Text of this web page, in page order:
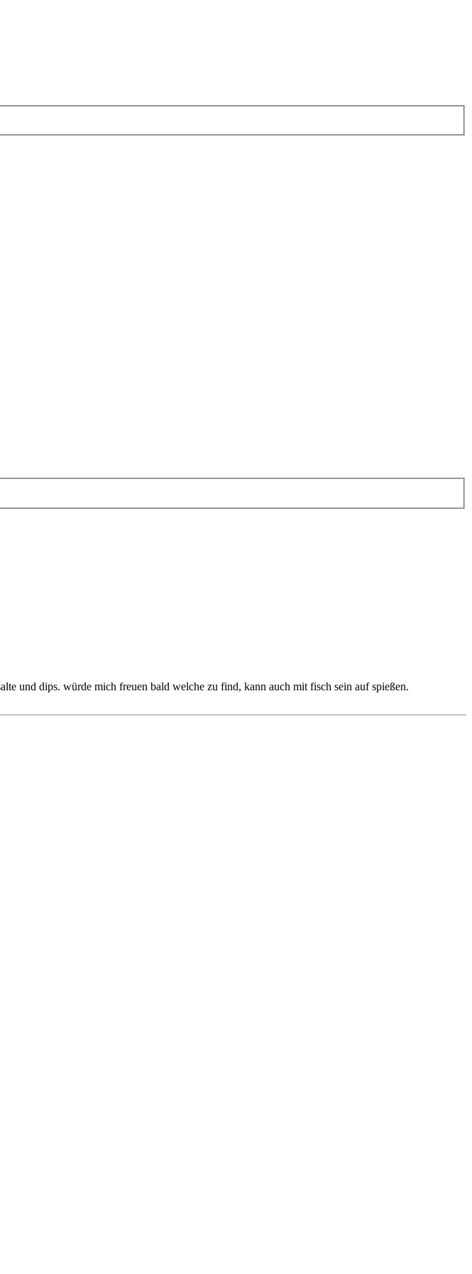
und dips. würde mich freuen bald welche zu find, kann auch mit fisch sein auf spießen.